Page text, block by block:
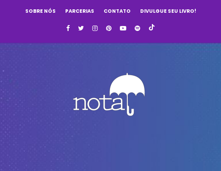
SOBRE NÓS PARCERIAS CONTATO DIVULGUE SEU LIVRO!